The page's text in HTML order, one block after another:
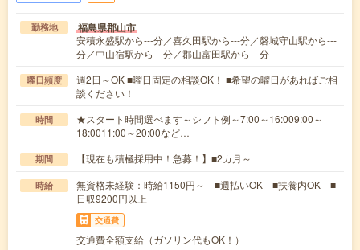
勤務地 福島県郡山市
安積永盛駅から---分／喜久田駅から---分／磐城守山駅から---
分／中山宿駅から---分／郡山富田駅から---分
曜日頻度
週2日～OK ■曜日固定の相談OK！ ■希望の曜日があればご相
談ください！
時間
★スタート時間選べます～シフト例～7:00～16:009:00～
18:0011:00～20:00など…
期間 【現在も積極採用中！急募！】■2カ月～
時給
無資格未経験：時給1150円～ ■週払いOK ■扶養内OK ■
日収9200円以上
交通費
交通費全額支給（ガソリン代もOK！）